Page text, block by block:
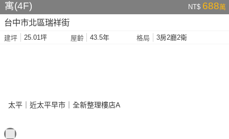
寓(4F)
NT$ 688萬
台中市北區瑞祥街
建坪 25.01坪 屋齡 43.5年 格局 3房2廳2衛